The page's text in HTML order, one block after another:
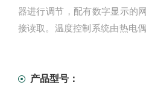
器进行调节，配有数字显示的
接读取。温度控制系统由热电
器设计产品型号：